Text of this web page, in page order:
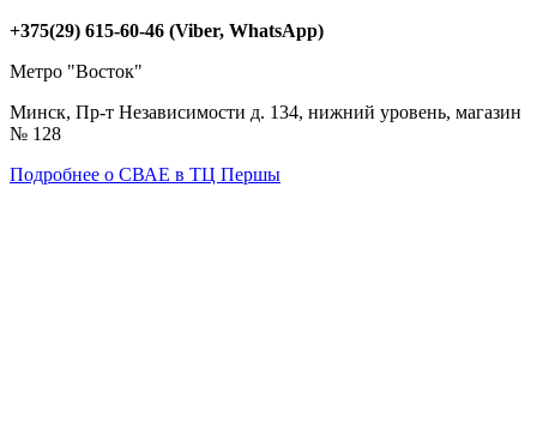
+375(29) 615-60-46 (Viber, WhatsApp)
Метро "Восток"
Минск, Пр-т Независимости д. 134, нижний уровень, магазин
№ 128
Подробнее о СВАЕ в ТЦ Першы